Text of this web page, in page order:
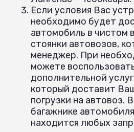
Если условия Вас
необходимо будет
автомобиль в чистом
стоянки автовозов,
менеджер. При
можете
дополнительной
который доставит
погрузки на автовоз.
багажнике
находится любых